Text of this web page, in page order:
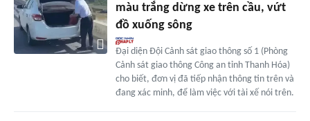
màu trắng dừng xe trên cầu, vứt
đồ xuống sông
Đại diện Đội Cảnh sát giao thông số 1 (Phòng
Cảnh sát giao thông Công an tỉnh Thanh Hóa)
cho biết, đơn vị đã tiếp nhận thông tin trên và
đang xác minh, để làm việc với tài xế nói trên.